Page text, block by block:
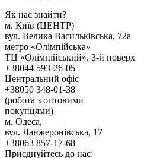
Як наc знайти?
м. Киïв (ЦЕНТР)
вул. Велика Васильківська, 72а
метро «Олімпійська»
ТЦ «Олімпійський», 3-й поверх
+38044 593-26-05
Центральний офіс
+38050 348-01-38
(робота з оптовими
покупцями)
м. Одеса,
вул. Ланжеронівська, 17
+38063 857-17-68
Приєднуйтесь до нас: